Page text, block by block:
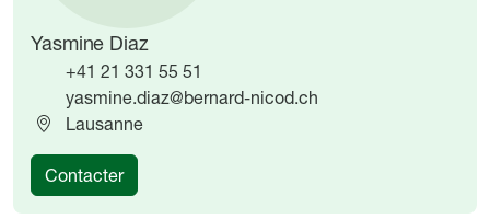
Yasmine Diaz
+41 21 331 55 51
yasmine.diaz@bernard-nicod.ch
Lausanne
Contacter